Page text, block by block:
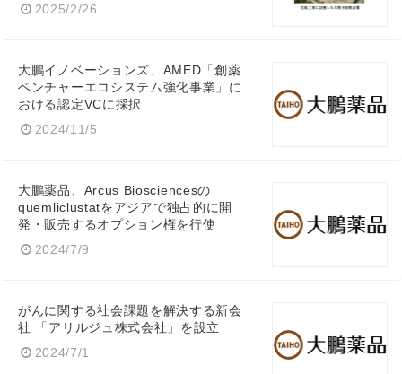
2025/2/26
大鵬イノベーションズ、AMED「創薬
ベンチャーエコシステム強化事業」に
おける認定VCに採択
2024/11/5
大鵬薬品、Arcus Biosciencesの
quemliclustatをアジアで独占的に開
発・販売するオプション権を行使
2024/7/9
がんに関する社会課題を解決する新会
社 「アリルジュ株式会社」を設立
2024/7/1